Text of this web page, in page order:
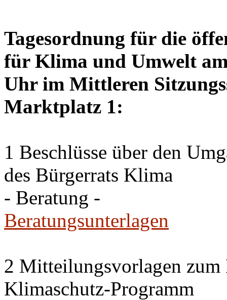
Tagesordnung für die
für Klima und Umwelt
Uhr im Mittleren
Marktplatz 1:
1 Beschlüsse über den
des Bürgerrats Klima
- Beratung -
Beratungsunterlagen
2 Mitteilungsvorlagen zum
Klimaschutz-Programm